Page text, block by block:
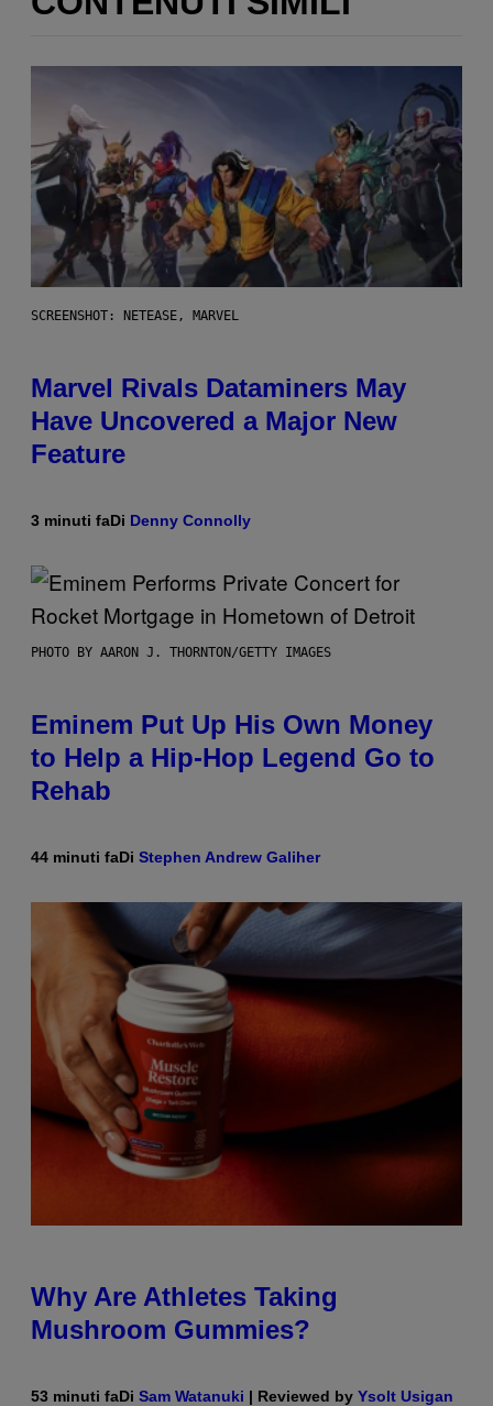
SCREENSHOT: NETEASE, MARVEL
Marvel Rivals Dataminers May
Have Uncovered a Major New
Feature
3 minuti faDi Denny Connolly
PHOTO BY AARON J. THORNTON/GETTY IMAGES
Eminem Put Up His Own Money
to Help a Hip-Hop Legend Go to
Rehab
44 minuti faDi Stephen Andrew Galiher
Why Are Athletes Taking
Mushroom Gummies?
53 minuti faDi Sam Watanuki | Reviewed by Ysolt Usigan